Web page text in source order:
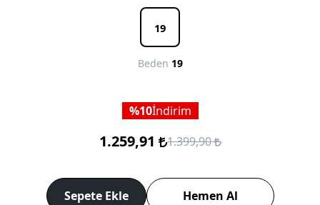
19
Beden 19
10İndirim
1.259,91 1.399,90
Sepete Ekle Hemen Al